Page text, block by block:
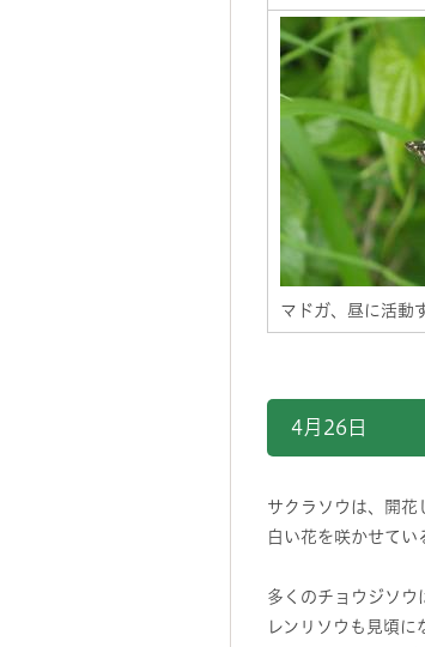
マドガ、昼に活動
4月26日
サクラソウは、開花
白い花を咲かせてい
多くのチョウジソウ
レンリソウも見頃